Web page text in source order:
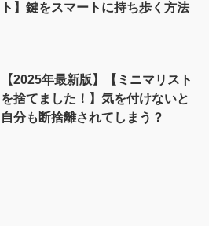
ト】鍵をスマートに持ち歩く方法
【2025年最新版】【ミニマリスト
を捨てました！】気を付けないと
自分も断捨離されてしまう？